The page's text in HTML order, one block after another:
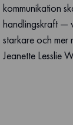
kommunikation
handlingskraft —
starkare och mer
Jeanette Lesslie